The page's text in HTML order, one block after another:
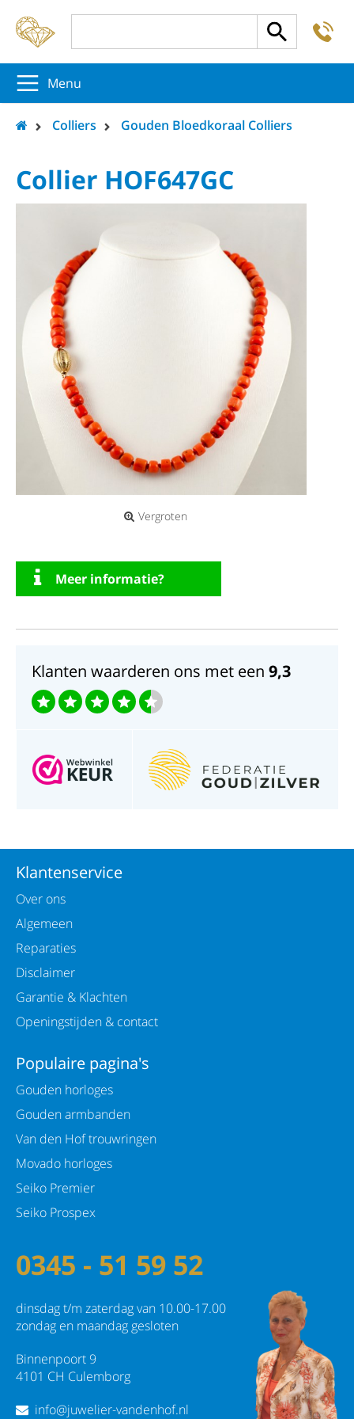
Menu
Colliers Gouden Bloedkoraal Colliers
Collier HOF647GC
Vergroten
Meer informatie?
Klanten waarderen ons met een 9,3
Klantenservice
Over ons
Algemeen
Reparaties
Disclaimer
Garantie & Klachten
Openingstijden & contact
Populaire pagina's
Gouden horloges
Gouden armbanden
Van den Hof trouwringen
Movado horloges
Seiko Premier
Seiko Prospex
0345 - 51 59 52
dinsdag t/m zaterdag van 10.00-17.00
zondag en maandag gesloten
Binnenpoort 9
4101 CH Culemborg
info@juwelier-vandenhof.nl